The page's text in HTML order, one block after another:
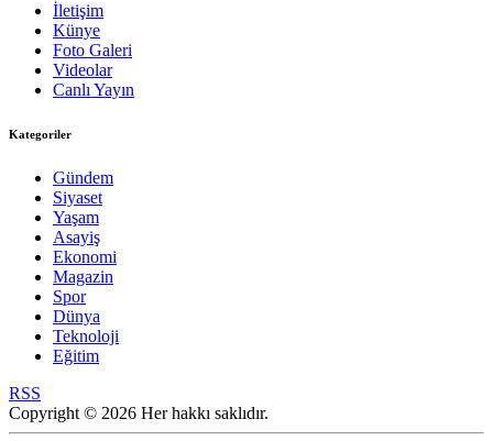
İletişim
Künye
Foto Galeri
Videolar
Canlı Yayın
Kategoriler
Gündem
Siyaset
Yaşam
Asayiş
Ekonomi
Magazin
Spor
Dünya
Teknoloji
Eğitim
RSS
Copyright © 2026 Her hakkı saklıdır.